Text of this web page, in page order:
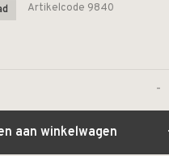
Artikelcode 9840
-
aan winkelwagen